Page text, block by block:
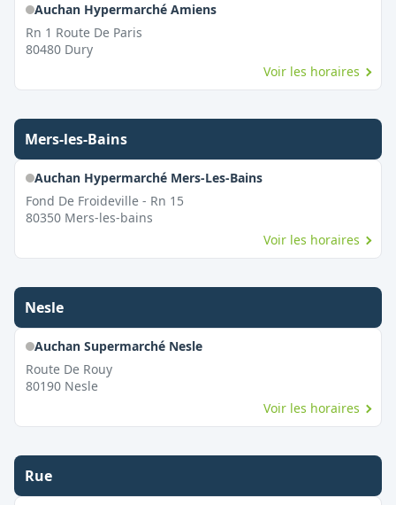
Auchan Hypermarché Amiens
Rn 1 Route De Paris
80480 Dury
Voir les horaires
Mers-les-Bains
Auchan Hypermarché Mers-Les-Bains
Fond De Froideville - Rn 15
80350 Mers-les-bains
Voir les horaires
Nesle
Auchan Supermarché Nesle
Route De Rouy
80190 Nesle
Voir les horaires
Rue